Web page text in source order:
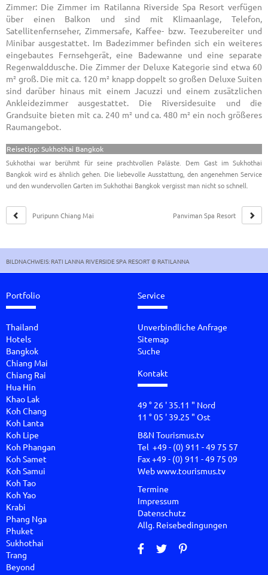
Zimmer: Die Zimmer im Ratilanna Riverside Spa Resort verfügen
über einen Balkon und sind mit Klimaanlage, Telefon,
Satellitenfernseher, Zimmersafe, Kaffee- bzw. Teezubereiter und
Minibar ausgestattet. Im Badezimmer befinden sich ein weiteres
eingebautes Fernsehgerät, eine Badewanne und eine separate
Regenwalddusche. Die Zimmer der Deluxe Kategorie sind etwa 60
m² groß. Die mit ca. 120 m² knapp doppelt so großen Deluxe Suiten
sind darüber hinaus mit einem Jacuzzi und einem zusätzlichen
Ankleidezimmer ausgestattet. Die Riversidesuite und die
Grandsuite bieten mit ca. 240 m² und ca. 480 m² ein noch größeres
Raumangebot.
Reisetipp: Sukhothai Bangkok
Sukhothai war berühmt für seine prachtvollen Paläste. Dem Gast im Sukhothai
Bangkok wird es ähnlich gehen. Die liebevolle Ausstattung, den angenehmen Service
und den wundervollen Garten im Sukhothai Bangkok vergisst man nicht so schnell.
Puripunn Chiang Mai
Panviman Spa Resort
BILDNACHWEIS: RATI LANNA RIVERSIDE SPA RESORT © RATILANNA
Portfolio
Thailand
Hotels
Bangkok
Chiang Mai
Chiang Rai
Hua Hin
Khao Lak
Koh Chang
Koh Lanta
Koh Lipe
Koh Phangan
Koh Samet
Koh Samui
Koh Tao
Koh Yao
Krabi
Phang Nga
Phuket
Sukhothai
Trang
Beyond
Service
Unverbindliche Anfrage
Sitemap
Suche
Kontakt
49 ° 26 ' 35.11 " Nord
11 ° 05 ' 39.25 " Ost
B&N Tourismus.tv
Tel +49 - (0) 911 - 49 75 57
Fax +49 - (0) 911 - 49 75 09
Webwww.tourismus.tv
Termine
Impressum
Datenschutz
Allg. Reisebedingungen